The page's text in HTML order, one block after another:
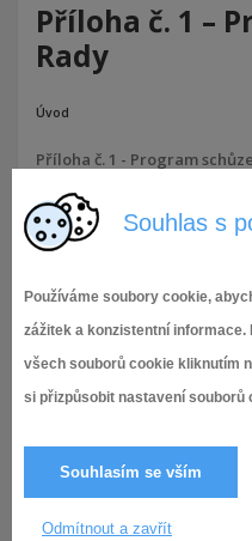
Souhlas s
Používáme soubory cookie,
zážitek a konzistentní
všech souborů cookie kliknutím
si přizpůsobit nastavení
Souhlasím se vším
Odmítnout a zavřít
Příloha č. 1 –
Rady
Úvod
Příloha č. 1 - Program
5.5.2026